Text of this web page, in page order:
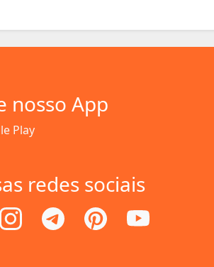
nosso App
Play
redes sociais